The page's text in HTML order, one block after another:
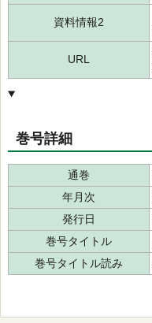
資料情報2
URL
巻号詳細
通巻
年月次
発行日
巻号タイトル
巻号タイトル読み